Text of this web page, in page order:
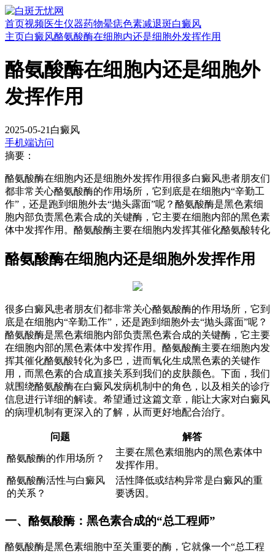
首页视频医生仪器药物晕痣色素减退斑白癜风
主页白癜风酪氨酸酶在细胞内还是细胞外发挥作用
酪氨酸酶在细胞内还是细胞外
发挥作用
2025-05-21 白癜风
手机端访问
摘要：
酪氨酸酶在细胞内还是细胞外发挥作用很多白癜风患者朋友们
都非常关心酪氨酸酶的作用场所，它到底是在细胞内“辛勤工
作”，还是跑到细胞外去“抛头露面”呢？酪氨酸酶是黑色素细
胞内部负责黑色素合成的关键酶，它主要在细胞内部的黑色素
体中发挥作用。酪氨酸酶主要在细胞内发挥其催化酪氨酸转化
酪氨酸酶在细胞内还是细胞外发挥作用
很多白癜风患者朋友们都非常关心酪氨酸酶的作用场所，它到
底是在细胞内“辛勤工作”，还是跑到细胞外去“抛头露面”呢？
酪氨酸酶是黑色素细胞内部负责黑色素合成的关键酶，它主要
在细胞内部的黑色素体中发挥作用。酪氨酸酶主要在细胞内发
挥其催化酪氨酸转化为多巴，进而氧化生成黑色素的关键作
用，而黑色素的合成直接关系到我们的皮肤颜色。下面，我们
就围绕酪氨酸酶在白癜风发病机制中的角色，以及相关的诊疗
信息进行详细的解读。希望通过这篇文章，能让大家对白癜风
的病理机制有更深入的了解，从而更好地配合治疗。
问题 解答
酪氨酸酶的作用场所？
主要在黑色素细胞内的黑色素体中
发挥作用。
酪氨酸酶活性与白癜风
的关系？
活性降低或结构异常是白癜风的重
要诱因。
一、酪氨酸酶：黑色素合成的“总工程师”
酪氨酸酶是黑色素细胞中至关重要的酶，它就像一个“总工程